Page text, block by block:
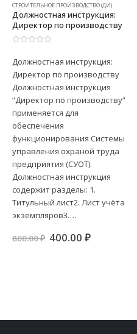
СТРОИТЕЛЬНОЕ ПРОИЗВОДСТВО (ДИ)
Должностная инструкция:
Директор по производству
Должностная инструкция:
Директор по производству
Должностная инструкция
“Директор по производству”
применяется для
обеспечения
функционирования Системы
управления охраной труда
предприятия (СУОТ).
Должностная инструкция
содержит разделы: 1.
Титульный лист2. Лист учёта
экземпляров3….
800.00₽ Первоначальная
400.00 ₽Текущая